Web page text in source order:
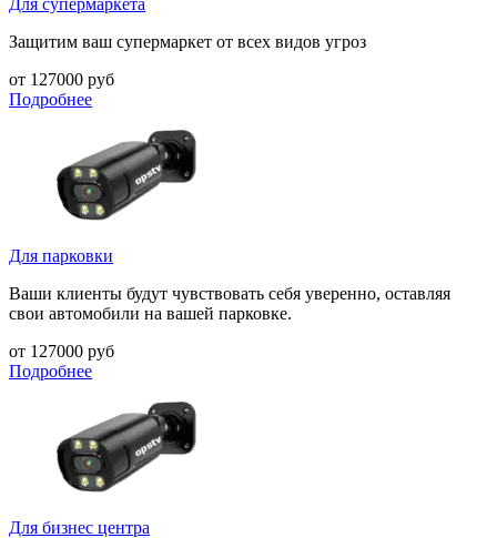
Защитим ваш супермаркет от всех видов угроз
от 127000 руб
Подробнее
Для парковки
Ваши клиенты будут чувствовать себя уверенно, оставляя
свои автомобили на вашей парковке.
от 127000 руб
Подробнее
Для бизнес центра